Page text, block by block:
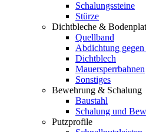
Schalungssteine
Stürze
Dichtbleche &
Quellband
Abdichtung
Dichtblech
Mauersperrbahnen
Sonstiges
Bewehrung & Schalung
Baustahl
Schalung und
Putzprofile